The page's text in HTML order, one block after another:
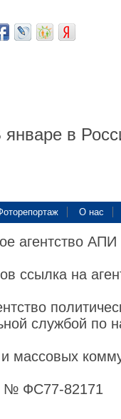
январе в
О нас
агентство
ссылка на
службой по
массовых
№ ФС77-82171